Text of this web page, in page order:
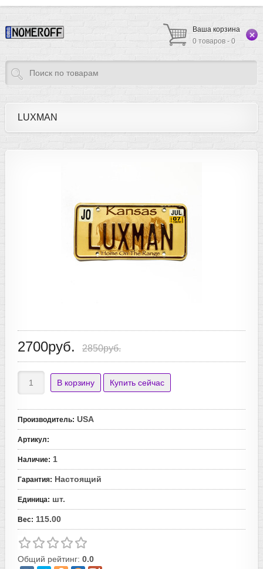
Ваша корзина
0 товаров - 0
LUXMAN
2700руб. 2850руб.
Производитель: USA
Артикул:
Наличие: 1
Гарантия: Настоящий
Единица: шт.
Вес: 115.00
Общий рейтинг: 0.0